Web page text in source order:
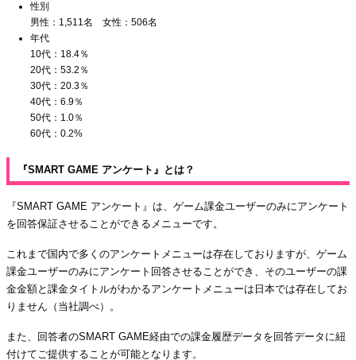
性別
男性：1,511名 女性：506名
年代
10代：18.4％
20代：53.2％
30代：20.3％
40代：6.9％
50代：1.0％
60代：0.2%
『SMART GAME アンケート』とは？
『SMART GAME アンケート』は、ゲーム課金ユーザーのみにアンケート
を回答保証させることができるメニューです。
これまで国内で多くのアンケートメニューは存在しておりますが、ゲーム
課金ユーザーのみにアンケート回答させることができ、そのユーザーの課
金金額と課金タイトルがわかるアンケートメニューは日本では存在してお
りません（当社調べ）。
また、回答者のSMART GAME経由での課金履歴データを回答データに紐
付けてご提供することが可能となります。